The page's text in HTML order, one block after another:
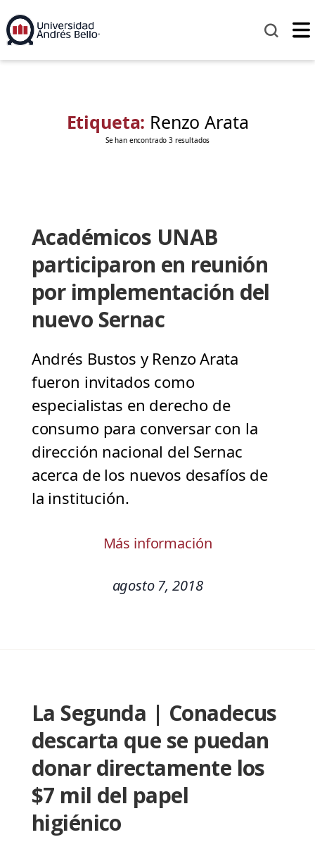
Etiqueta: Renzo Arata
Se han encontrado 3 resultados
Académicos UNAB
participaron en reunión
por implementación del
nuevo Sernac
Andrés Bustos y Renzo Arata
fueron invitados como
especialistas en derecho de
consumo para conversar con la
dirección nacional del Sernac
acerca de los nuevos desafíos de
la institución.
Más información
agosto 7, 2018
La Segunda | Conadecus
descarta que se puedan
donar directamente los
$7 mil del papel
higiénico